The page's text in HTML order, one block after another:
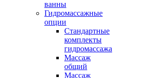
ванны
Гидромассажные
опции
Стандартные
комплекты
гидромассажа
Массаж
общий
Массаж